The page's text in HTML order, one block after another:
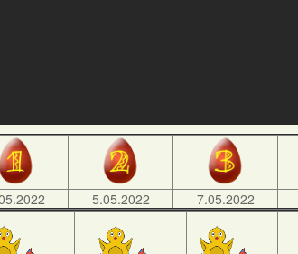
5.05.2022 7.05.2022